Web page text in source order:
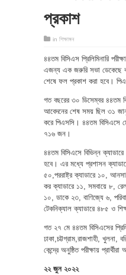
প্রকাশ
in শিক্ষাঙ্গন
৪৪তম বিসিএস প্রিলিমিনারি
এজন্য এক জরুরি সভা ডেকেছে
শেষে ফল প্রকাশ করা হবে।
গত বছরের ৩০ ডিসেম্বর ৪৪তম
আবেদনের শেষ সময় ছিল ৩১
করে পিএসসি। ৪৪তম বিসিএসে
৭১৬ জন।
৪৪তম বিসিএসে বিভিন্ন
হবে। এর মধ্যে প্রশাসন
৫০,পররাষ্ট্র ক্যাডারে ১০,
কর ক্যাডারে ১১, সমবায়ে ৮,
১০, ডাকে ২৩, বাণিজ্যে ৬,
টেকনিক্যাল ক্যাডারে ৪৮৫ ও
গত ২৭ মে ৪৪তম বিসিএসের
ঢাকা,চট্টগ্রাম,রাজশাহী, খুলনা,
কেন্দ্রে অনুষ্ঠিত পরীক্ষায়
২২ জুন ২০২২